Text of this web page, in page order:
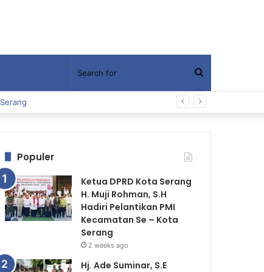
for
Populer
Ketua DPRD Kota Serang
H. Muji Rohman, S.H
Hadiri Pelantikan PMI
Kecamatan Se – Kota
Serang
2 weeks ago
Hj. Ade Suminar, S.E